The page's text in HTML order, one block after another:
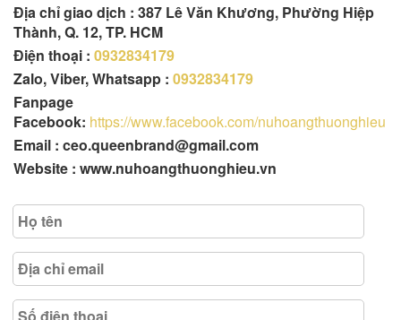
Địa chỉ giao dịch : 387 Lê Văn Khương, Phường Hiệp
Thành, Q. 12, TP. HCM
Điện thoại : 0932834179
Zalo, Viber, Whatsapp : 0932834179
Fanpage
Facebook: https://www.facebook.com/nuhoangthuonghieu
Email : ceo.queenbrand@gmail.com
Website : www.nuhoangthuonghieu.vn